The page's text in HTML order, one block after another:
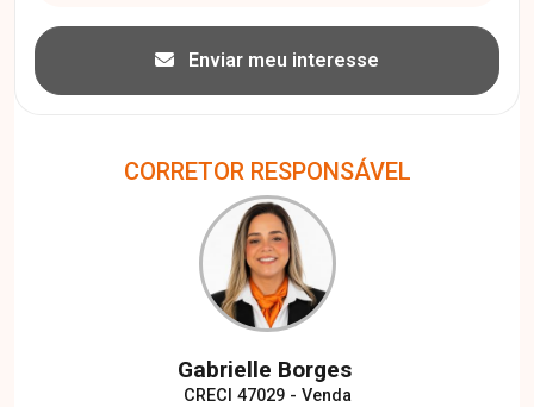
Enviar meu interesse
CORRETOR RESPONSÁVEL
Gabrielle Borges
CRECI 47029 - Venda